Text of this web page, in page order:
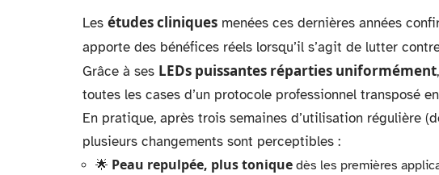
Les études cliniques menées ces dernières années
apporte des bénéfices réels lorsqu’il s’agit de lutter
Grâce à ses LEDs puissantes réparties uniformément
toutes les cases d’un protocole professionnel transposé
En pratique, après trois semaines d’utilisation régulière
plusieurs changements sont perceptibles :
🌟 Peau repulpée, plus tonique dès les premières